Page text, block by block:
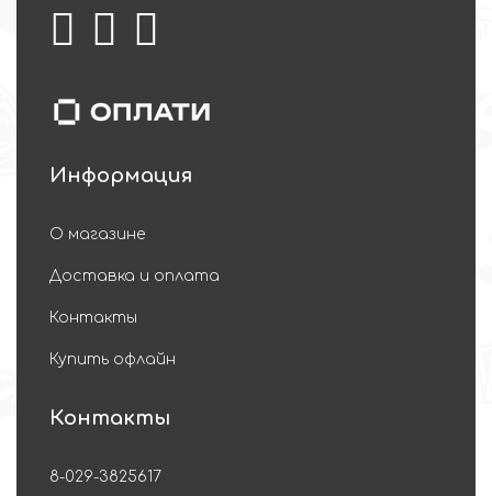
Информация
О магазине
Доставка и оплата
Контакты
Купить офлайн
Контакты
8-029-3825617